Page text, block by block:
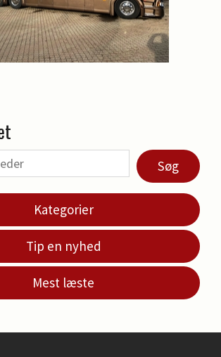
Søg
Kategorier
Tip en nyhed
Mest læste